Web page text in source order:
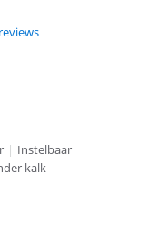
reviews.
| Instelbaar
kalk